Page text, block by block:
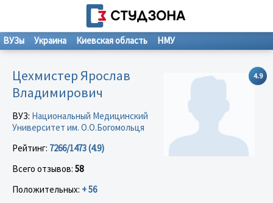
ВУЗы Украина Киевская область НМУ
4.9
Цехмистер Ярослав
Владимирович
ВУЗ: Национальный Медицинский
Университет им. О.О.Богомольця
Рейтинг: 7266/1473 (4.9)
Всего отзывов: 58
Положительных: + 56